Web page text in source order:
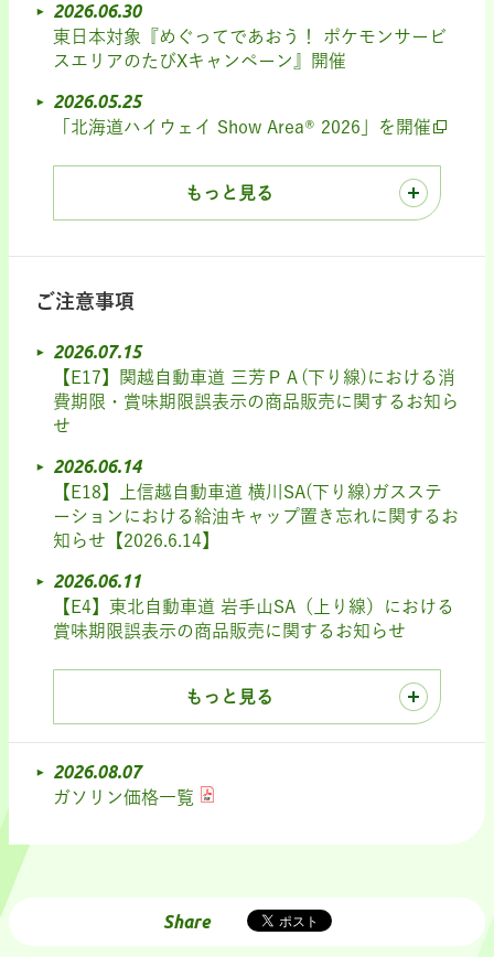
2026.06.30
東日本対象『めぐってであおう！ ポケモンサービ
スエリアのたびXキャンペーン』開催
2026.05.25
「北海道ハイウェイ Show Area® 2026」を開催
もっと見る
ご注意事項
2026.07.15
【E17】関越自動車道 三芳ＰＡ(下り線)における消
費期限・賞味期限誤表示の商品販売に関するお知ら
せ
2026.06.14
【E18】上信越自動車道 横川SA(下り線)ガスステ
ーションにおける給油キャップ置き忘れに関するお
知らせ【2026.6.14】
2026.06.11
【E4】東北自動車道 岩手山SA（上り線）における
賞味期限誤表示の商品販売に関するお知らせ
もっと見る
2026.08.07
ガソリン価格一覧
Share